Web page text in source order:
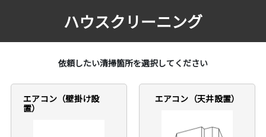
ハウスクリーニング
依頼したい清掃箇所を選択してください
エアコン（壁掛け設
置）
エアコン（天井設置）